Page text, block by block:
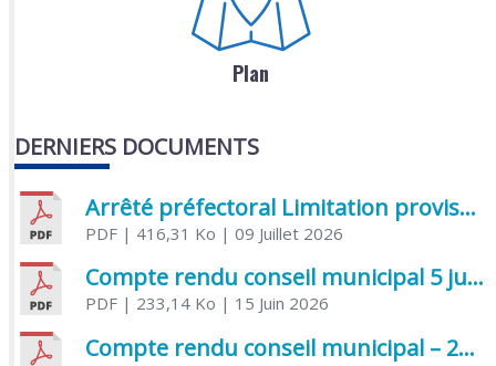
Plan
DERNIERS DOCUMENTS
Arrêté préfectoral Limitation provisoire des usages de l’eau
PDF| 416,31 Ko | 09 Juillet 2026
Compte rendu conseil municipal 5 juin 2026 sénatoriale
PDF| 233,14 Ko | 15 Juin 2026
Compte rendu conseil municipal – 21 avril 2026